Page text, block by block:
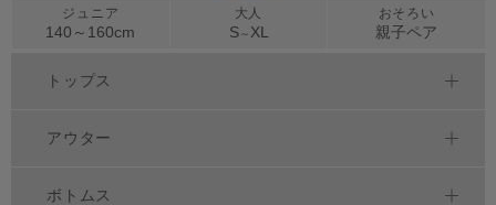
ジュニア
140～ 160cm
大人
S～ XL
おそろい
親子ペア
トップス
アウター
ボトムス